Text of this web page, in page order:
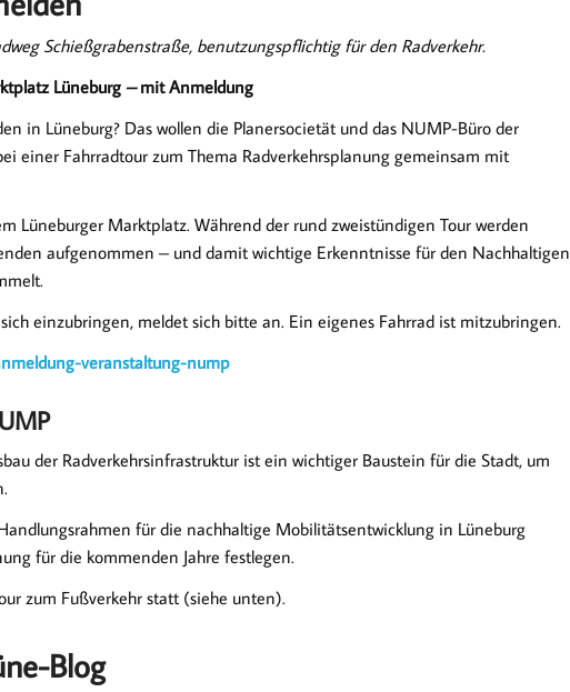
Schießgrabenstraße, benutzungspflichtig für den Radverkehr.
Lüneburg –mit Anmeldung
in Lüneburg? Das wollen die Planersocietät und das NUMP-Büro der
einer Fahrradtour zum Thema Radverkehrsplanung gemeinsam mit
Lüneburger Marktplatz. Während der rund zweistündigen Tour werden
aufgenommen – und damit wichtige Erkenntnisse für den Nachhaltigen
einzubringen, meldet sich bitte an. Ein eigenes Fahrrad ist mitzubringen.
veranstaltung-nump
der Radverkehrsinfrastruktur ist ein wichtiger Baustein für die Stadt, um
für die nachhaltige Mobilitätsentwicklung in Lüneburg
für die kommenden Jahre festlegen.
zum Fußverkehr statt (siehe unten).
Blog